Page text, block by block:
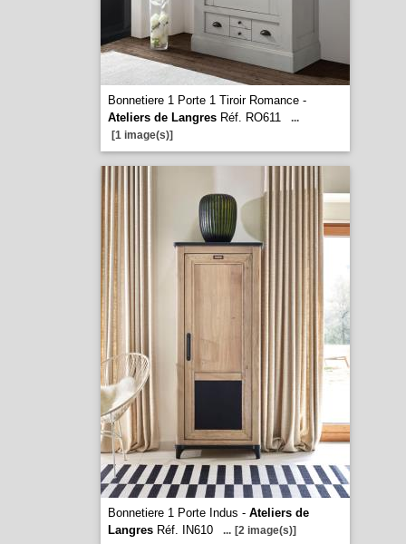
Bonnetiere 1 Porte 1 Tiroir Romance -
Ateliers de LangresRéf. RO611
...
[1 image(s)]
Bonnetiere 1 Porte Indus - Ateliers de
LangresRéf. IN610 ... [2 image(s)]